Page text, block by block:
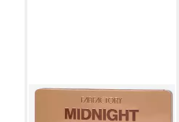
MAX & MORE
Lidschatten-Palette